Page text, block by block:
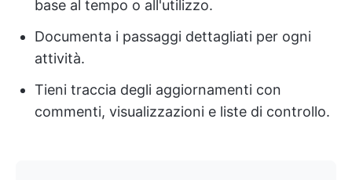
base al tempo o all'utilizzo.
Documenta i passaggi dettagliati per ogni
attività.
Tieni traccia degli aggiornamenti con
commenti, visualizzazioni e liste di controllo.